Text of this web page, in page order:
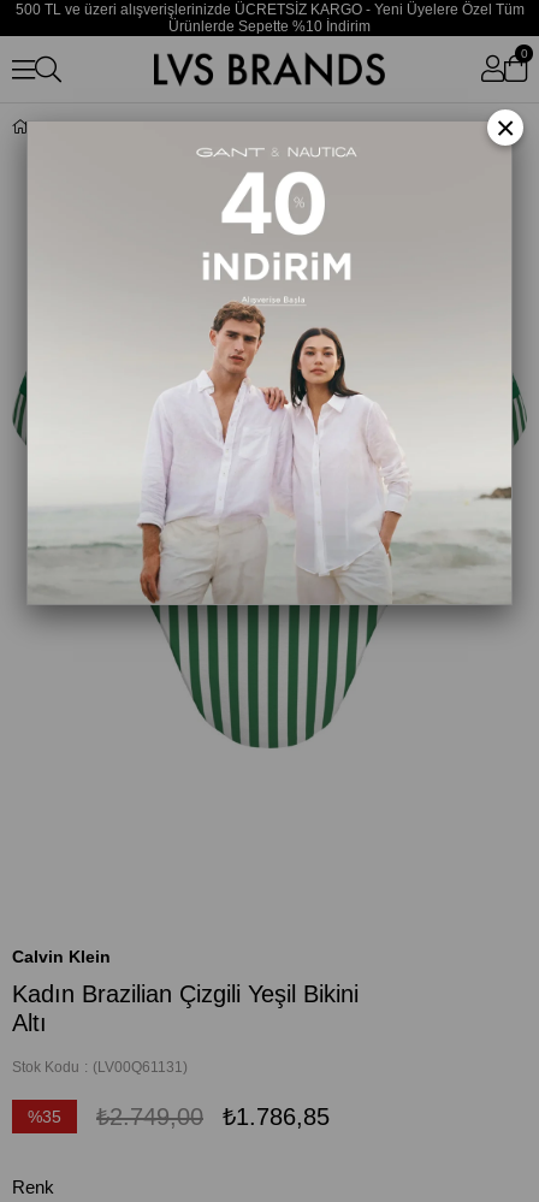
500 TL ve üzeri alışverişlerinizde ÜCRETSİZ KARGO - Yeni Üyelere Özel Tüm
Ürünlerde Sepette %10 İndirim
0
Calvin Klein
Kadın Brazilian Çizgili Yeşil Bikini
Altı
Stok Kodu (LV00Q61131)
%35
₺2.749,00 ₺1.786,85
Renk
×